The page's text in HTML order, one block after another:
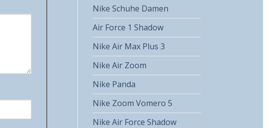
Nike Schuhe Damen
Air Force 1 Shadow
Nike Air Max Plus 3
Nike Air Zoom
Nike Panda
Nike Zoom Vomero 5
Nike Air Force Shadow